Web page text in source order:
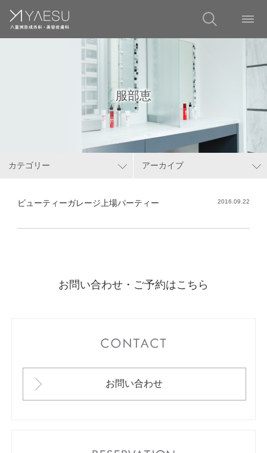
服部恵
カテゴリー アーカイブ
ビューティーガレージ上場パーティー 2016.09.22
お問い合わせ・ご予約はこちら
お問い合わせ